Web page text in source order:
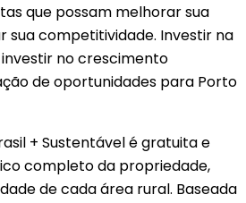
que possam melhorar sua
sua competitividade. Investir na
no crescimento
de oportunidades para Porto
+ Sustentável é gratuita e
completo da propriedade,
de cada área rural. Baseada